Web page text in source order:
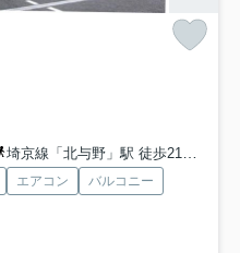
埼京線「北与野」駅 徒歩21分
エアコン
バルコニー